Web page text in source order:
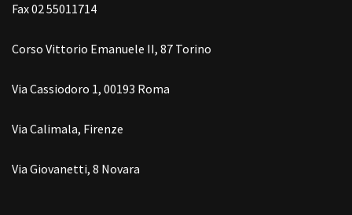
Fax 02 55011714
Corso Vittorio Emanuele II, 87 Torino
Via Cassiodoro 1, 00193 Roma
Via Calimala, Firenze
Via Giovanetti, 8 Novara